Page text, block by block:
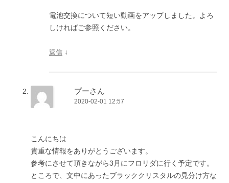
電池交換について短い動画をアップしました。よろ
しければご参照ください。
返信 ↓
プーさん
2020-02-01 12:57
こんにちは
貴重な情報をありがとうございます。
参考にさせて頂きながら3月にフロリダに行く予定です。
ところで、文中にあったブラッククリスタルの見分け方な